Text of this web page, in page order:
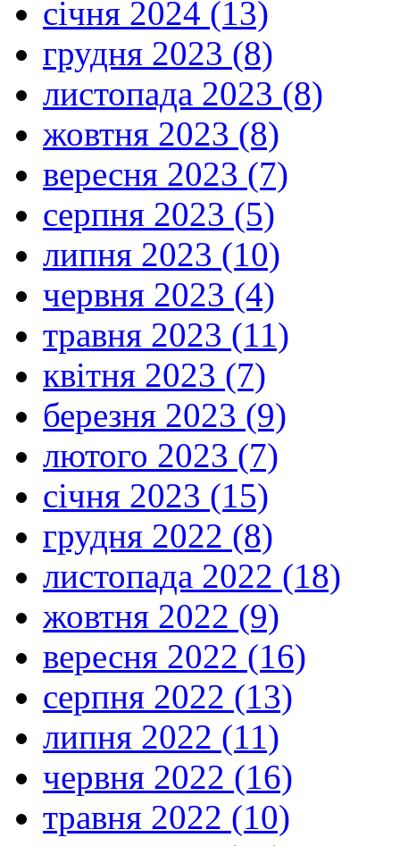
січня 2024 (13)
грудня 2023 (8)
листопада 2023 (8)
жовтня 2023 (8)
вересня 2023 (7)
серпня 2023 (5)
липня 2023 (10)
червня 2023 (4)
травня 2023 (11)
квітня 2023 (7)
березня 2023 (9)
лютого 2023 (7)
січня 2023 (15)
грудня 2022 (8)
листопада 2022 (18)
жовтня 2022 (9)
вересня 2022 (16)
серпня 2022 (13)
липня 2022 (11)
червня 2022 (16)
травня 2022 (10)